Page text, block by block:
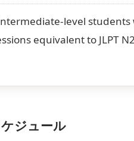
level
equivalent to JLPT
ジュール